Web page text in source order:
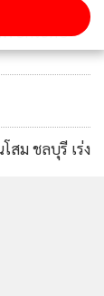
เปิด
ยกระดับ
สม ชลบุรี เร่ง